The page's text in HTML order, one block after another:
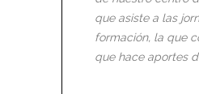
que asiste a las
formación, la que
que hace aportes